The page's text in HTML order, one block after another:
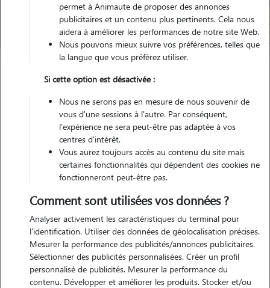
Trouver mon Pet Sitter
Nos promeneurs et familles d'accueil
à Bédarieux (34600)
permet à Animaute de proposer des annonces
publicitaires et un contenu plus pertinents. Cela nous
aidera à améliorer les performances de notre site Web.
Nous pouvons mieux suivre vos préférences, telles que
la langue que vous préférez utiliser.
Si cette option est désactivée :
Nous ne serons pas en mesure de nous souvenir de
vous d'une sessions à l'autre. Par conséquent,
l'expérience ne sera peut-être pas adaptée à vos
centres d'intérêt.
Vous aurez toujours accès au contenu du site mais
certaines fonctionnalités qui dépendent des cookies ne
fonctionneront peut-être pas.
Comment sont utilisées vos données ?
Analyser activement les caractéristiques du terminal pour
l'identification. Utiliser des données de géolocalisation précises.
Mesurer la performance des publicités/annonces publicitaires.
Sélectionner des publicités personnalisées. Créer un profil
personnalisé de publicités. Mesurer la performance du
contenu. Développer et améliorer les produits. Stocker et/ou